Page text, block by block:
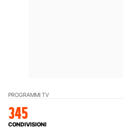
PROGRAMMI TV
345
CONDIVISIONI